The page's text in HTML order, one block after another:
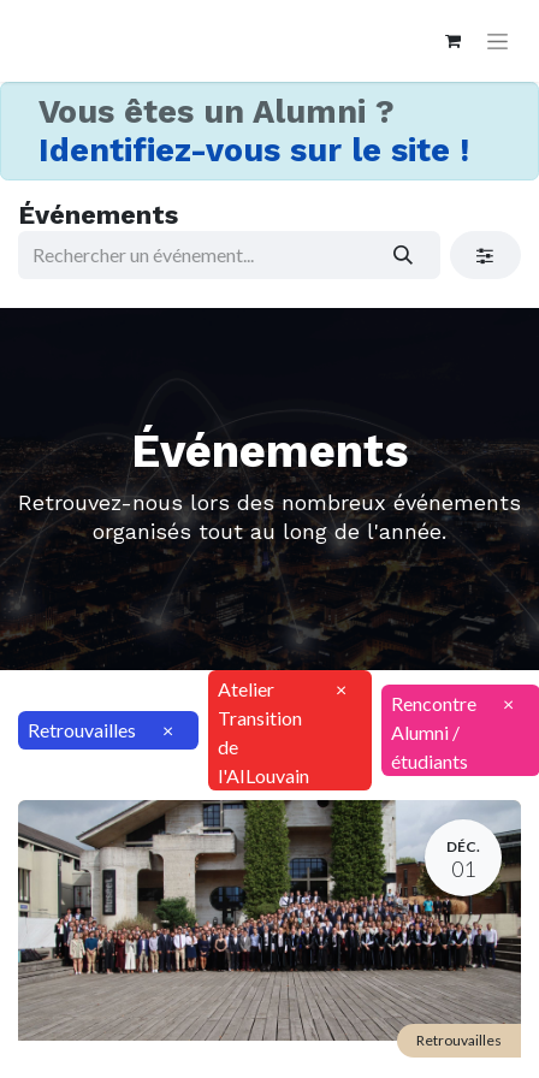
Vous êtes un Alumni ?
Identifiez-vous sur le site !
Événements
Événements
Retrouvez-nous lors des nombreux événements
organisés tout au long de l'année.
Retrouvailles ×
Atelier
Transition
de
l'AILouvain
×
Rencontre
Alumni /
étudiants
×
DÉC.
01
Retrouvailles